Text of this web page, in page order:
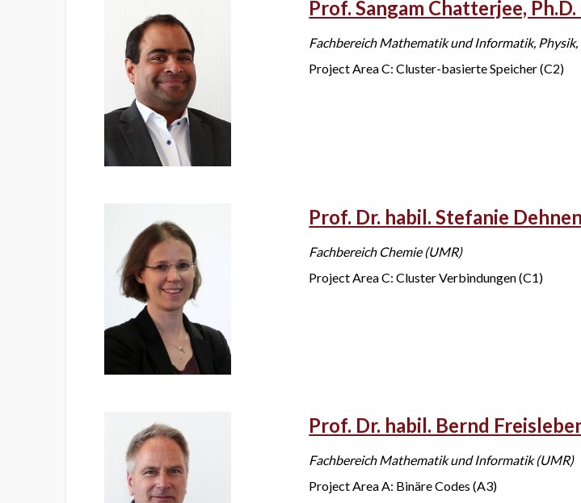
Prof. Sangam Chatterjee,
Fachbereich Mathematik und Informatik, Physik,
Project Area C: Cluster-basierte Speicher (C2)
Prof. Dr. habil. Stefanie Dehnen
Fachbereich Chemie (UMR)
Project Area C: Cluster Verbindungen (C1)
Prof. Dr. habil. Bernd
Fachbereich Mathematik und Informatik (UMR)
Project Area A: Binäre Codes (A3)